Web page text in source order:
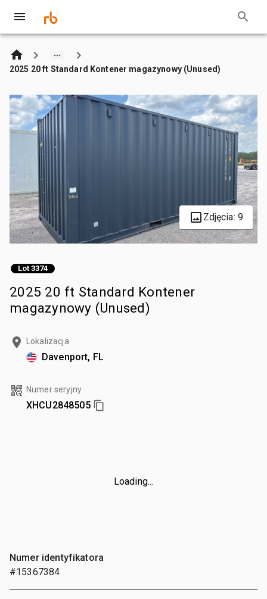
2025 20 ft Standard Kontener magazynowy (Unused)
Zdjęcia: 9
Lot 3374
2025 20 ft Standard Kontener
magazynowy (Unused)
Lokalizacja
Davenport, FL
Numer seryjny
XHCU2848505
Loading...
Numer identyfikatora
#15367384